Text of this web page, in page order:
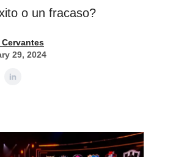
o un fracaso?
29, 2024